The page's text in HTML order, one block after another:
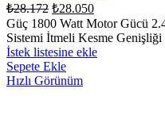
₺28.172 ₺28.050
Güç 1800 Watt Motor Gücü
Sistemi İtmeli Kesme
İstek listesine ekle
Sepete Ekle
Hızlı Görünüm